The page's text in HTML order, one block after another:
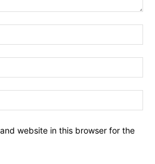
website in this browser for the